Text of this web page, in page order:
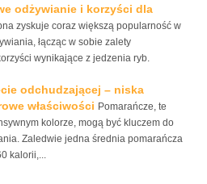
odżywianie i korzyści dla
zyskuje coraz większą popularność w
łącząc w sobie zalety
wynikające z jedzenia ryb.
odchudzającej – niska
właściwości Pomarańcze, te
kolorze, mogą być kluczem do
Zaledwie jedna średnia pomarańcza
kalorii,...